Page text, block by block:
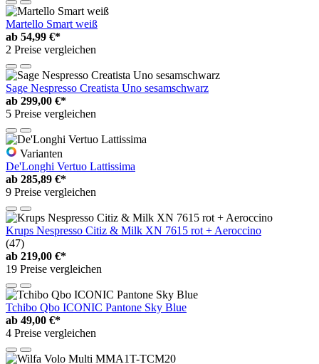
Martello Smart weiß
ab 54,99 €*
2 Preise vergleichen
Sage Nespresso Creatista Uno sesamschwarz
ab 299,00 €*
5 Preise vergleichen
Varianten
De'Longhi Vertuo Lattissima
ab 285,89 €*
9 Preise vergleichen
Krups Nespresso Citiz & Milk XN 7615 rot + Aeroccino
(47)
ab 219,00 €*
19 Preise vergleichen
Tchibo Qbo ICONIC Pantone Sky Blue
ab 49,00 €*
4 Preise vergleichen